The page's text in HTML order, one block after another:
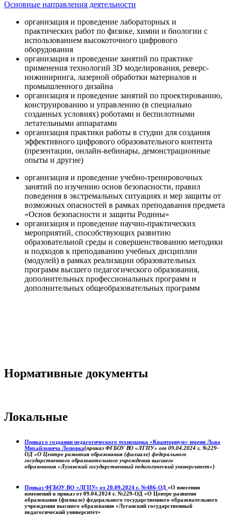
Основные направления деятельности
организация и проведение лабораторных и
практических работ по физике, химии и биологии с
использованием высокоточного цифрового
оборудования
организация и проведение занятий по практике
применения технологий 3D моделирования, реверс-
инжиниринга, лазерной обработки материалов и
промышленного дизайна
организация и проведение занятий по проектированию,
конструированию и управлению (в специально
созданных условиях) роботами и беспилотными
летательными аппаратами
организация практики работы в студии для создания
эффективного цифрового образовательного контента
(презентации, онлайн-вебинары, демонстрационные
опыты и другие)
организация и проведение учебно-тренировочных
занятий по изучению основ безопасности, правил
поведения в экстремальных ситуациях и мер защиты от
возможных опасностей в рамках преподавания предмета
«Основ безопасности и защиты Родины»
организация и проведение научно-практических
мероприятий, способствующих развитию
образовательной среды и совершенствованию методики
и подходов к преподаванию учебных дисциплин
(модулей) в рамках реализации образовательных
программ высшего педагогического образования,
дополнительных профессиональных программ и
дополнительных общеобразовательных программ
Нормативные документы
Локальные
Приказ о создании педагогического технопарка «Кванториум» имени Льва
Михайловича Лоповка(приказ ФГБОУ ВО «ЛГПУ» от 09.04.2024 г. №229-
ОД «О Центре развития образования (филиале) федерального
государственного образовательного учреждения высшего
образования «Луганский государственный педагогический университет»)
Приказ ФГБОУ ВО «ЛГПУ» от 20.09.2024 г. №486-ОД «О внесении
изменений в приказ от 09.04.2024 г. №229-ОД «О Центре развития
образования (филиале) федерального государственного образовательного
учреждения высшего образования «Луганский государственный
педагогический университет»